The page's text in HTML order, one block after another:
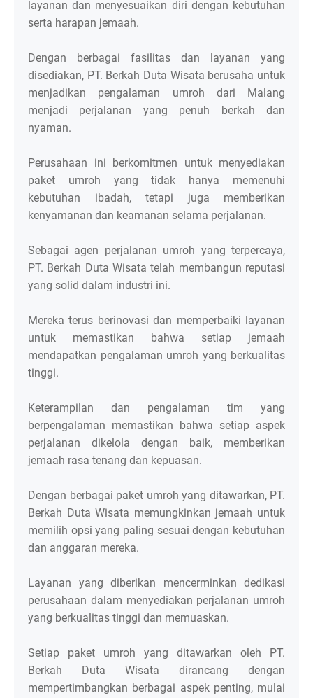
layanan dan menyesuaikan diri dengan kebutuhan
serta harapan jemaah.
Dengan berbagai fasilitas dan layanan yang
disediakan, PT. Berkah Duta Wisata berusaha untuk
menjadikan pengalaman umroh dari Malang
menjadi perjalanan yang penuh berkah dan
nyaman.
Perusahaan ini berkomitmen untuk menyediakan
paket umroh yang tidak hanya memenuhi
kebutuhan ibadah, tetapi juga memberikan
kenyamanan dan keamanan selama perjalanan.
Sebagai agen perjalanan umroh yang terpercaya,
PT. Berkah Duta Wisata telah membangun reputasi
yang solid dalam industri ini.
Mereka terus berinovasi dan memperbaiki layanan
untuk memastikan bahwa setiap jemaah
mendapatkan pengalaman umroh yang berkualitas
tinggi.
Keterampilan dan pengalaman tim yang
berpengalaman memastikan bahwa setiap aspek
perjalanan dikelola dengan baik, memberikan
jemaah rasa tenang dan kepuasan.
Dengan berbagai paket umroh yang ditawarkan, PT.
Berkah Duta Wisata memungkinkan jemaah untuk
memilih opsi yang paling sesuai dengan kebutuhan
dan anggaran mereka.
Layanan yang diberikan mencerminkan dedikasi
perusahaan dalam menyediakan perjalanan umroh
yang berkualitas tinggi dan memuaskan.
Setiap paket umroh yang ditawarkan oleh PT.
Berkah Duta Wisata dirancang dengan
mempertimbangkan berbagai aspek penting, mulai